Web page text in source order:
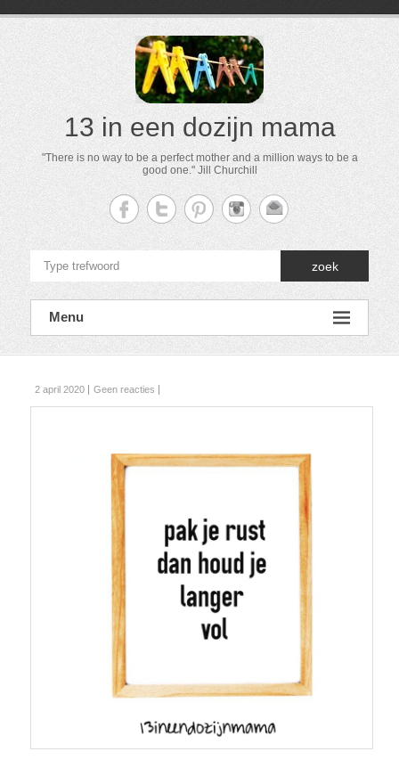
13 in een dozijn mama
"There is no way to be a perfect mother and a million ways to be a
good one." Jill Churchill
zoek
Menu
2 april 2020 Geen reacties